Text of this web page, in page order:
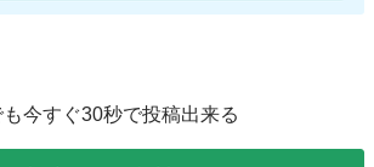
今すぐ30秒で投稿出来る